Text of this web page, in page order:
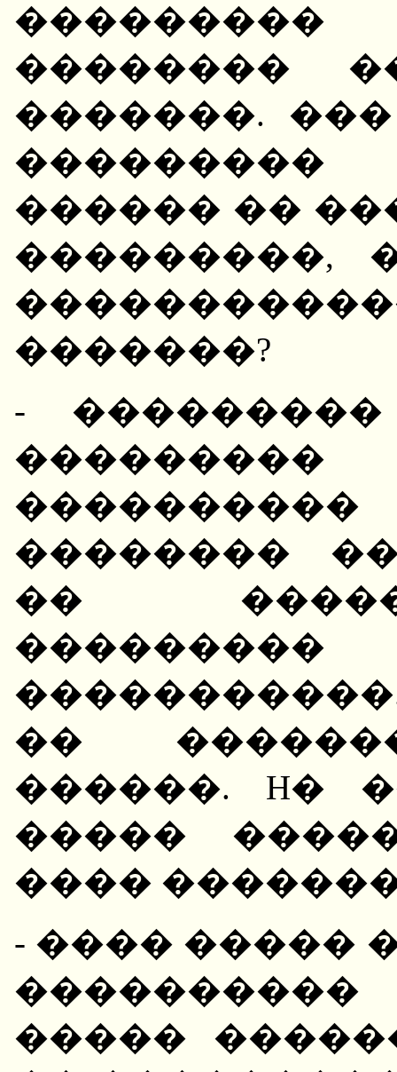
��������
�������.
���������
������ ��
���������,
�������?
-
��������
��
���������
��
������. H�
�����
����
- ���� �����
�����